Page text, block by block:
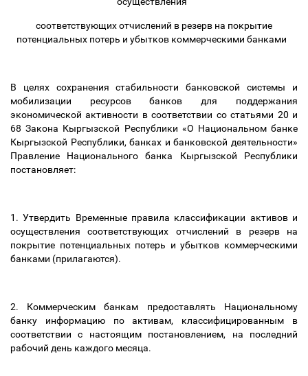
соответствующих отчислений в резерв на покрытие
потенциальных потерь и убытков коммерческими банками
В целях сохранения стабильности банковской системы и
мобилизации ресурсов банков для поддержания
экономической активности в соответствии со статьями 20 и
68 Закона Кыргызской Республики «О Национальном банке
Кыргызской Республики, банках и банковской деятельности»
Правление Национального банка Кыргызской Республики
постановляет:
1. Утвердить Временные правила классификации активов и
осуществления соответствующих отчислений в резерв на
покрытие потенциальных потерь и убытков коммерческими
банками (прилагаются).
2. Коммерческим банкам предоставлять Национальному
банку информацию по активам, классифицированным в
соответствии с настоящим постановлением, на последний
рабочий день каждого месяца.